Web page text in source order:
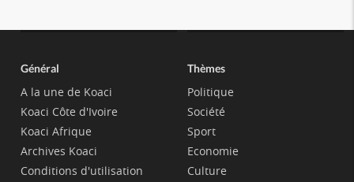
Général
A la une de Koaci
Koaci Côte d'Ivoire
Koaci Afrique
Archives Koaci
Conditions d'utilisation
Thèmes
Politique
Société
Sport
Economie
Culture